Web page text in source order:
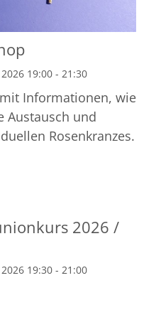
19:00 - 21:30
Informationen, wie
Austausch und
Rosenkranzes.
2026 /
19:30 - 21:00